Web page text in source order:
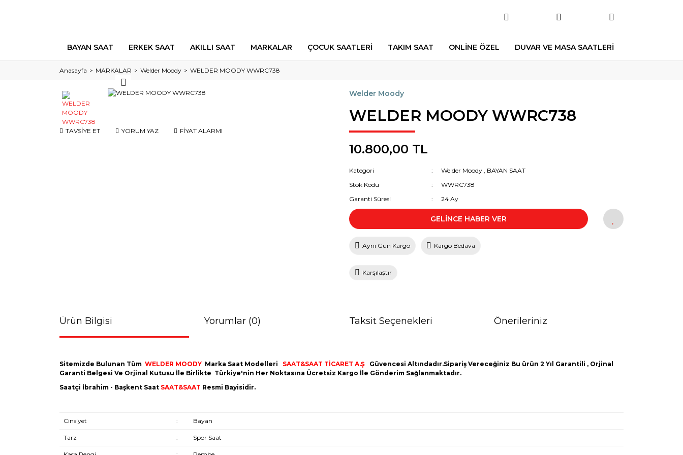
BAYAN SAAT ERKEK SAAT AKILLI SAAT MARKALAR ÇOCUK SAATLERİ TAKIM SAAT ONLİNE ÖZEL DUVAR VE MASA SAATLERİ
Anasayfa MARKALAR Welder Moody WELDER MOODY WWRC738
TAVSİYE ET YORUM YAZ FİYAT ALARMI
Welder Moody
WELDER MOODY WWRC738
10.800,00 TL
Kategori Welder Moody , BAYAN SAAT
Stok Kodu
WWRC738
Garanti Süresi
24 Ay
GELİNCE HABER VER
Aynı Gün Kargo Kargo Bedava
Karşılaştır
Ürün Bilgisi Yorumlar (0) Taksit Seçenekleri Önerileriniz
Sitemizde Bulunan Tüm WELDER MOODY Marka Saat Modelleri SAAT&SAAT TİCARET A.Ş Güvencesi Altındadır.Sipariş Vereceğiniz Bu ürün 2 Yıl Garantili , Orjinal
Garanti Belgesi Ve Orjinal Kutusu İle Birlikte Türkiye'nin Her Noktasına Ücretsiz Kargo İle Gönderim Sağlanmaktadır.
Saatçi İbrahim - Başkent Saat SAAT&SAAT Resmi Bayisidir.
Cinsiyet : Bayan
Tarz : Spor Saat